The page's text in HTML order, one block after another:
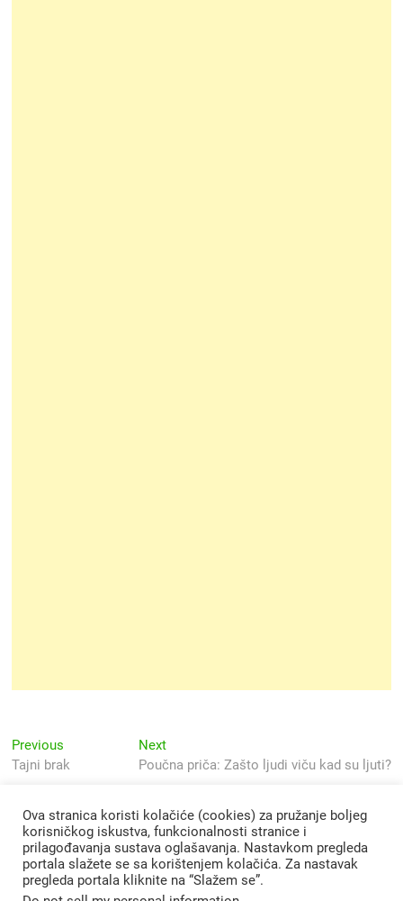
Navigacija
objava
Previous
post:
Tajni brak
NextNext
post:
Poučna priča: Zašto ljudi viču kad su ljuti?
Ova stranica koristi kolačiće (cookies) za pružanje boljeg
korisničkog iskustva, funkcionalnosti stranice i
prilagođavanja sustava oglašavanja. Nastavkom pregleda
portala slažete se sa korištenjem kolačića. Za nastavak
pregleda portala kliknite na “Slažem se”.